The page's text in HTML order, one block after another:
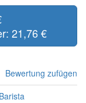
21,76 €
Bewertung zufügen